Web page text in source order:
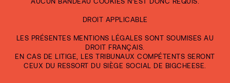
DROIT APPLICABLE
LES PRÉSENTES MENTIONS LÉGALES SONT SOUMISES AU
DROIT FRANÇAIS.
EN CAS DE LITIGE, LES TRIBUNAUX COMPÉTENTS SERONT
CEUX DU RESSORT DU SIÈGE SOCIAL DE BIGCHEESE.